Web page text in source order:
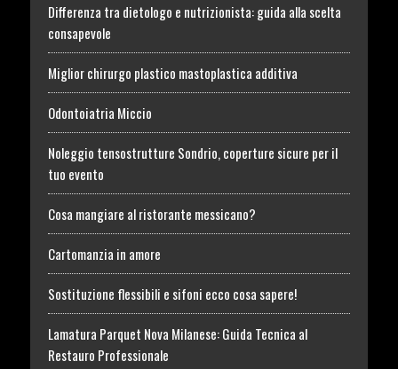
Differenza tra dietologo e nutrizionista: guida alla scelta
consapevole
Miglior chirurgo plastico mastoplastica additiva
Odontoiatria Miccio
Noleggio tensostrutture Sondrio, coperture sicure per il
tuo evento
Cosa mangiare al ristorante messicano?
Cartomanzia in amore
Sostituzione flessibili e sifoni ecco cosa sapere!
Lamatura Parquet Nova Milanese: Guida Tecnica al
Restauro Professionale